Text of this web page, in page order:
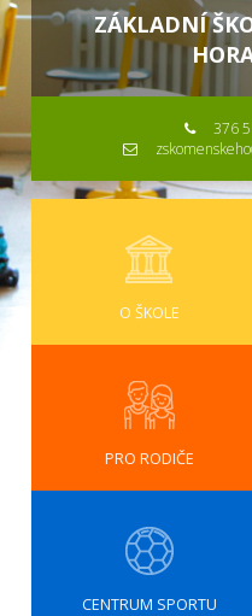
ZÁKLADNÍ
376
O ŠKOLE
PRO RODIČE
CENTRUM SPORTU